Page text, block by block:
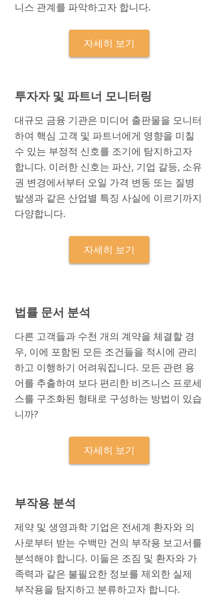
니스 관계를 파악하고자 합니다.
자세히 보기
투자자 및 파트너 모니터링
대규모 금융 기관은 미디어 출판물을 모니터
하여 핵심 고객 및 파트너에게 영향을 미칠
수 있는 부정적 신호를 조기에 탐지하고자
합니다. 이러한 신호는 파산, 기업 갈등, 소유
권 변경에서부터 오일 가격 변동 또는 질병
발생과 같은 산업별 특징 사실에 이르기까지
다양합니다.
자세히 보기
법률 문서 분석
다른 고객들과 수천 개의 계약을 체결할 경
우, 이에 포함된 모든 조건들을 적시에 관리
하고 이행하기 어려워집니다. 모든 관련 용
어를 추출하여 보다 편리한 비즈니스 프로세
스를 구조화된 형태로 구성하는 방법이 있습
니까?
자세히 보기
부작용 분석
제약 및 생영과학 기업은 전세계 환자와 의
사로부터 받는 수백만 건의 부작용 보고서를
분석해야 합니다. 이들은 조짐 및 환자와 가
족력과 같은 불필요한 정보를 제외한 실제
부작용을 탐지하고 분류하고자 합니다.